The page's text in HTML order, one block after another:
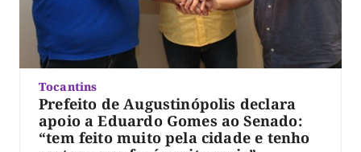
Tocantins
Prefeito de Augustinópolis declara
apoio a Eduardo Gomes ao Senado:
“tem feito muito pela cidade e tenho